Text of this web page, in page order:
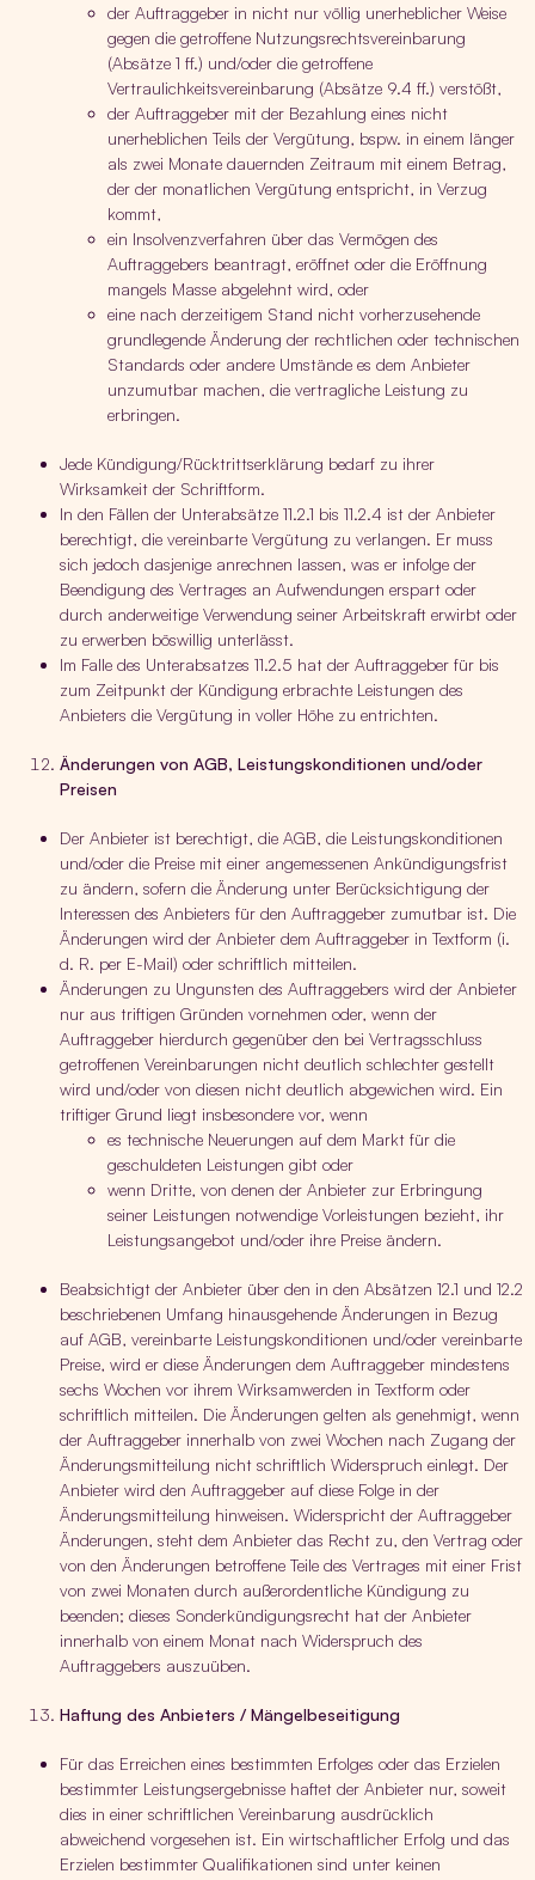
der Auftraggeber in nicht nur völlig unerheblicher Weise
gegen die getroffene Nutzungsrechtsvereinbarung
(Absätze 1 ff.) und/oder die getroffene
Vertraulichkeitsvereinbarung (Absätze 9.4 ff.) verstößt,
der Auftraggeber mit der Bezahlung eines nicht
unerheblichen Teils der Vergütung, bspw. in einem länger
als zwei Monate dauernden Zeitraum mit einem Betrag,
der der monatlichen Vergütung entspricht, in Verzug
kommt,
ein Insolvenzverfahren über das Vermögen des
Auftraggebers beantragt, eröffnet oder die Eröffnung
mangels Masse abgelehnt wird, oder
eine nach derzeitigem Stand nicht vorherzusehende
grundlegende Änderung der rechtlichen oder technischen
Standards oder andere Umstände es dem Anbieter
unzumutbar machen, die vertragliche Leistung zu
erbringen.
Jede Kündigung/Rücktrittserklärung bedarf zu ihrer
Wirksamkeit der Schriftform.
In den Fällen der Unterabsätze 11.2.1 bis 11.2.4 ist der Anbieter
berechtigt, die vereinbarte Vergütung zu verlangen. Er muss
sich jedoch dasjenige anrechnen lassen, was er infolge der
Beendigung des Vertrages an Aufwendungen erspart oder
durch anderweitige Verwendung seiner Arbeitskraft erwirbt oder
zu erwerben böswillig unterlässt.
Im Falle des Unterabsatzes 11.2.5 hat der Auftraggeber für bis
zum Zeitpunkt der Kündigung erbrachte Leistungen des
Anbieters die Vergütung in voller Höhe zu entrichten.
Änderungen von AGB, Leistungskonditionen und/oder
Preisen
Der Anbieter ist berechtigt, die AGB, die Leistungskonditionen
und/oder die Preise mit einer angemessenen Ankündigungsfrist
zu ändern, sofern die Änderung unter Berücksichtigung der
Interessen des Anbieters für den Auftraggeber zumutbar ist. Die
Änderungen wird der Anbieter dem Auftraggeber in Textform (i.
d. R. per E-Mail) oder schriftlich mitteilen.
Änderungen zu Ungunsten des Auftraggebers wird der Anbieter
nur aus triftigen Gründen vornehmen oder, wenn der
Auftraggeber hierdurch gegenüber den bei Vertragsschluss
getroffenen Vereinbarungen nicht deutlich schlechter gestellt
wird und/oder von diesen nicht deutlich abgewichen wird. Ein
triftiger Grund liegt insbesondere vor, wenn
es technische Neuerungen auf dem Markt für die
geschuldeten Leistungen gibt oder
wenn Dritte, von denen der Anbieter zur Erbringung
seiner Leistungen notwendige Vorleistungen bezieht, ihr
Leistungsangebot und/oder ihre Preise ändern.
Beabsichtigt der Anbieter über den in den Absätzen 12.1 und 12.2
beschriebenen Umfang hinausgehende Änderungen in Bezug
auf AGB, vereinbarte Leistungskonditionen und/oder vereinbarte
Preise, wird er diese Änderungen dem Auftraggeber mindestens
sechs Wochen vor ihrem Wirksamwerden in Textform oder
schriftlich mitteilen. Die Änderungen gelten als genehmigt, wenn
der Auftraggeber innerhalb von zwei Wochen nach Zugang der
Änderungsmitteilung nicht schriftlich Widerspruch einlegt. Der
Anbieter wird den Auftraggeber auf diese Folge in der
Änderungsmitteilung hinweisen. Widerspricht der Auftraggeber
Änderungen, steht dem Anbieter das Recht zu, den Vertrag oder
von den Änderungen betroffene Teile des Vertrages mit einer Frist
von zwei Monaten durch außerordentliche Kündigung zu
beenden; dieses Sonderkündigungsrecht hat der Anbieter
innerhalb von einem Monat nach Widerspruch des
Auftraggebers auszuüben.
Haftung des Anbieters / Mängelbeseitigung
Für das Erreichen eines bestimmten Erfolges oder das Erzielen
bestimmter Leistungsergebnisse haftet der Anbieter nur, soweit
dies in einer schriftlichen Vereinbarung ausdrücklich
abweichend vorgesehen ist. Ein wirtschaftlicher Erfolg und das
Erzielen bestimmter Qualifikationen sind unter keinen